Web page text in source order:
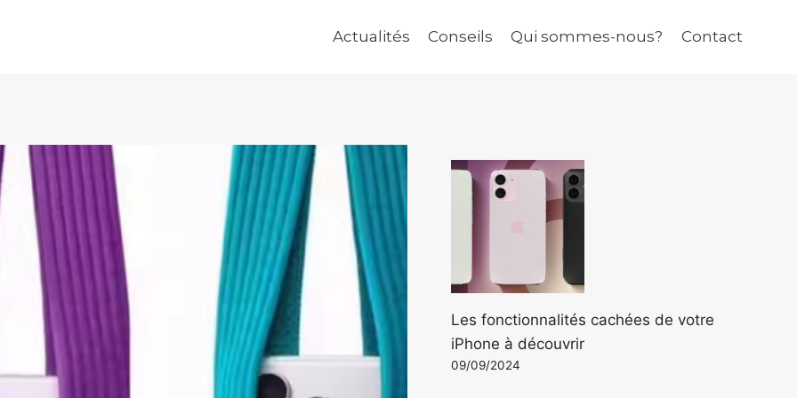
Actualités Conseils Qui sommes-nous? Contact
Les fonctionnalités cachées de votre
iPhone à découvrir
09/09/2024